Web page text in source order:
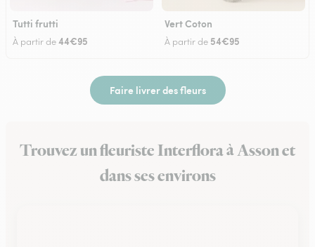
Tutti frutti
À partir de44€95
Vert Coton
À partir de 54€95
Faire livrer des fleurs
Trouvez un fleuriste Interflora à Asson et
dans ses environs